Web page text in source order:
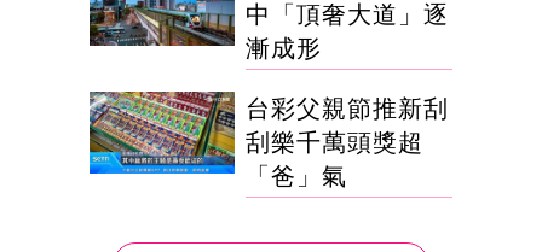
中「頂奢大道」逐
漸成形
台彩父親節推新刮
刮樂千萬頭獎超
「爸」氣